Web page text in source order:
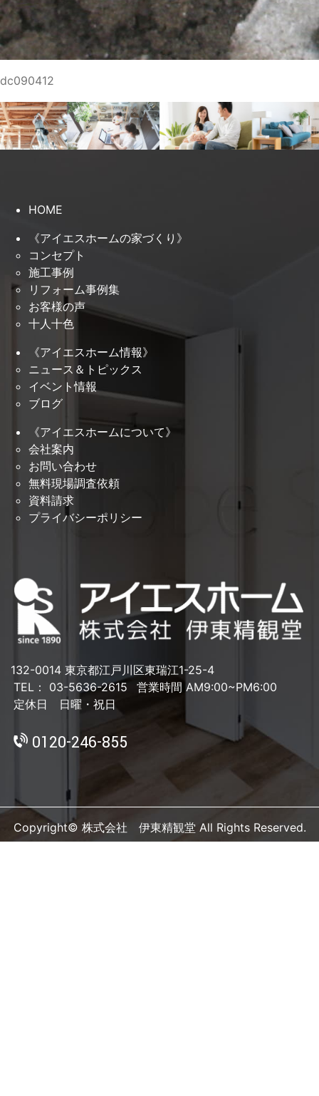
dc090412
HOME
《アイエスホームの家づくり》
コンセプト
施工事例
リフォーム事例集
お客様の声
十人十色
《アイエスホーム情報》
ニュース＆トピックス
イベント情報
ブログ
《アイエスホームについて》
会社案内
お問い合わせ
無料現場調査依頼
資料請求
プライバシーポリシー
132-0014 東京都江戸川区東瑞江1-25-4
TEL： 03-5636-2615
営業時間 AM9:00~PM6:00
定休日 日曜・祝日
0120-246-855
Copyright© 株式会社 伊東精観堂 All Rights Reserved.